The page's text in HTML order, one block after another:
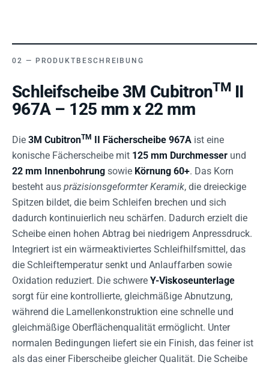
PRODUKTBESCHREIBUNG
Schleifscheibe 3M CubitronTM II
967A – 125 mm x 22 mm
Die 3M CubitronTM II Fächerscheibe 967A ist eine
konische Fächerscheibe mit 125 mm Durchmesser und
22 mm Innenbohrung sowie Körnung 60+. Das Korn
besteht aus präzisionsgeformter Keramik, die dreieckige
Spitzen bildet, die beim Schleifen brechen und sich
dadurch kontinuierlich neu schärfen. Dadurch erzielt die
Scheibe einen hohen Abtrag bei niedrigem Anpressdruck.
Integriert ist ein wärmeaktiviertes Schleifhilfsmittel, das
die Schleiftemperatur senkt und Anlauffarben sowie
Oxidation reduziert. Die schwere Y-Viskoseunterlage
sorgt für eine kontrollierte, gleichmäßige Abnutzung,
während die Lamellenkonstruktion eine schnelle und
gleichmäßige Oberflächenqualität ermöglicht. Unter
normalen Bedingungen liefert sie ein Finish, das feiner ist
als das einer Fiberscheibe gleicher Qualität. Die Scheibe